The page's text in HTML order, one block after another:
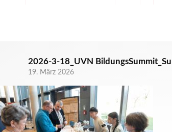
2026-3-18_UVN
19. März 2026